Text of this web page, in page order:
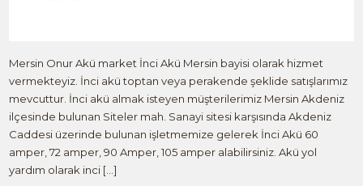
Mersin Onur Akü market İnci Akü Mersin bayisi olarak hizmet
vermekteyiz. İnci akü toptan veya perakende şeklide satışlarımız
mevcuttur. İnci akü almak isteyen müşterilerimiz Mersin Akdeniz
ilçesinde bulunan Siteler mah. Sanayi sitesi karşısında Akdeniz
Caddesi üzerinde bulunan işletmemize gelerek İnci Akü 60
amper, 72 amper, 90 Amper, 105 amper alabilirsiniz. Akü yol
yardım olarak inci […]